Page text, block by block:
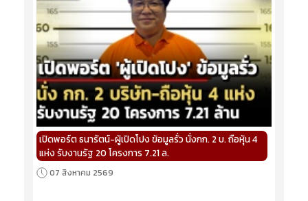
เปิดพอร์ต ธนารัตน์-ผู้เปิดโปง ข้อมูลรั่ว นั่งกก. 2 บ. ถือหุ้น 4
แห่ง รับงานรัฐ 20 โครงการ 7.21 ล.
07 สิงหาคม 2569